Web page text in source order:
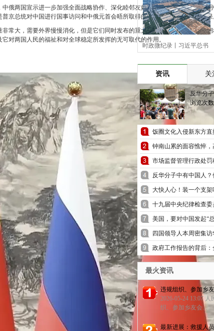
中俄两国宣示进一步加强全面战略协作、深化睦邻友好合作。在第二项联合声
普京总统对中国进行国事访问和中俄元首会晤所取得的具有里程碑意义的新成
非常大，需要外界慢慢消化，但是它们同时发布的重大意义已经扑面而来。老
对两国人民的福祉和对全球稳定所发挥的无可取代的作用。
时政微纪录丨习近平总书
资讯 关
反华分
浏览次数
饭圈文化入侵新东方直
钟南山累的面容憔悴，
忙
市场监督管理行政处
定
反华分子中有中国人？
那
大快人心！装一个支
元的
十九届中央纪律检查委
共
美国，要对中国发起“
四国领导人本周密集访
哪
政府工作报告的背后：
余字
最火资讯
违规组织、参加乡
2026-05-24 13:07
织、参加乡友会...
最新进展：救援人